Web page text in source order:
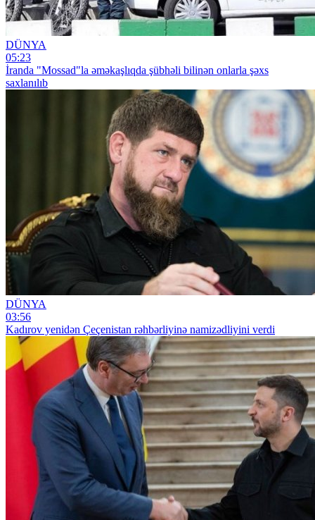
DÜNYA
05:23
İranda "Mossad"la əməkaşlıqda şübhəli bilinən onlarla şəxs
saxlanılıb
DÜNYA
03:56
Kadırov yenidən Çeçenistan rəhbərliyinə namizədliyini verdi